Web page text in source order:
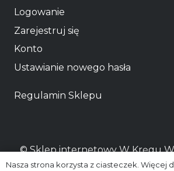
Logowanie
Zarejestruj się
Konto
Ustawianie nowego hasła
Regulamin Sklepu
© Sklep internetowy W Kręgu
onlinelub odbierz osobiście
Nasza strona korzysta z ciasteczek. Więcej